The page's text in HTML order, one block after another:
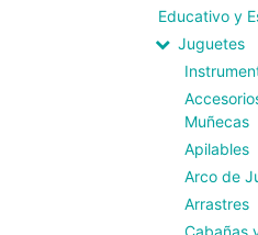
Educativo y
Juguetes
Muñecas
Apilables
Arco de
Arrastres
Cabañas